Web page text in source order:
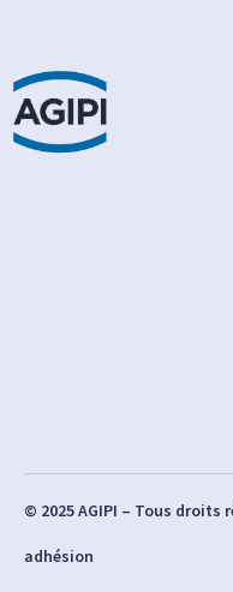
© 2025 AGIPI – Tous droits
adhésion